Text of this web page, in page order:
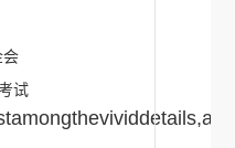
会
试